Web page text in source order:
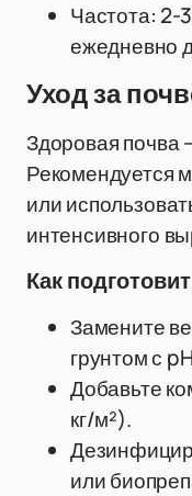
Частота: 2-
ежедневно
Уход за
Здоровая почва
Рекомендуется
или
интенсивного
Как
Замените
грунтом с
Добавьте
кг/м²).
или